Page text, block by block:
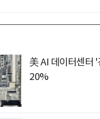
美 AI 데이터센터
20%